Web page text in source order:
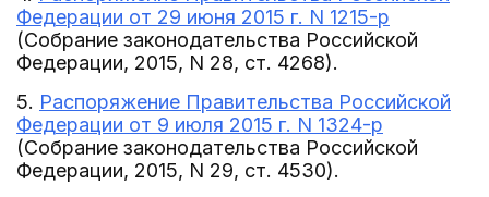
Федерации от 29 июня 2015 г. N 1215-р
(Собрание законодательства Российской
Федерации, 2015, N 28, ст. 4268).
5. Распоряжение Правительства Российской
Федерации от 9 июля 2015 г. N 1324-р
(Собрание законодательства Российской
Федерации, 2015, N 29, ст. 4530).